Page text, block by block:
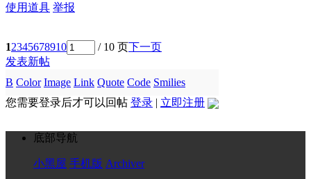
使用道具 举报
12345678910 / 10 页下一页
发表新帖
B Color Image Link Quote Code Smilies
您需要登录后才可以回帖 登录 | 立即注册
底部导航
小黑屋 手机版 Archiver